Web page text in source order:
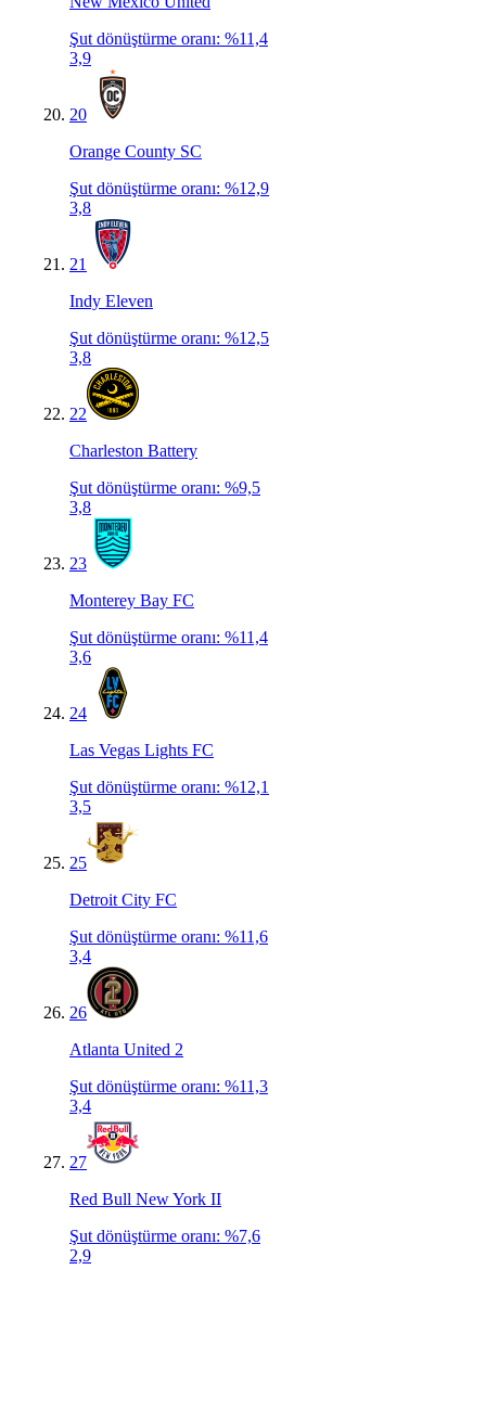
Şut dönüştürme oranı: %11,4
3,9
20
Orange County SC
Şut dönüştürme oranı: %12,9
3,8
21
Indy Eleven
Şut dönüştürme oranı: %12,5
3,8
22
Charleston Battery
Şut dönüştürme oranı: %9,5
3,8
23
Monterey Bay FC
Şut dönüştürme oranı: %11,4
3,6
24
Las Vegas Lights FC
Şut dönüştürme oranı: %12,1
3,5
25
Detroit City FC
Şut dönüştürme oranı: %11,6
3,4
26
Atlanta United 2
Şut dönüştürme oranı: %11,3
3,4
27
Red Bull New York II
Şut dönüştürme oranı: %7,6
2,9